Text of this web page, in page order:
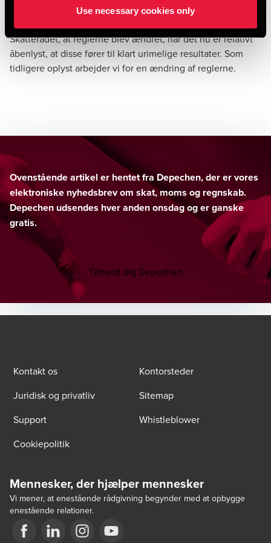
Use necessary cookies only
at SKAT trods parkeringsudgifternes himmelflugt
tilsyneladende ikke har fundet anledning til at indstille til
Skatterådet, at reglerne blev ændret, når det nu er relativt
åbenlyst, at disse fører til klart urimelige resultater. Som
tidligere oplyst arbejder vi for en ændring af reglerne.
Ovenstående artikel er hentet fra Depechen, der er vores
elektroniske nyhedsbrev om skat, moms og regnskab.
Depechen udsendes hver anden onsdag og er ganske
gratis.
Tilmeld dig Depechen
Kontakt os
Kontorsteder
Juridisk og privatliv
Sitemap
Support
Whistleblower
Cookiepolitik
Mennesker, der hjælper mennesker
Vi mener, at enestående rådgivning begynder med at opbygge
enestående relationer.